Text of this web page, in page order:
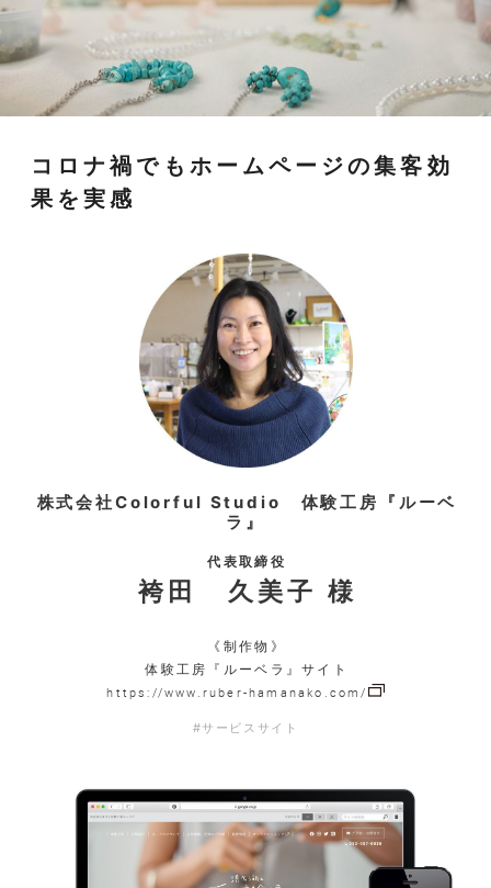
コロナ禍でもホームページの集客効
果を実感
株式会社Colorful Studio 体験工房『ルーベ
ラ』
代表取締役
袴田 久美子 様
《制作物》
体験工房『ルーベラ』サイト
https://www.ruber-hamanako.com/
#サービスサイト